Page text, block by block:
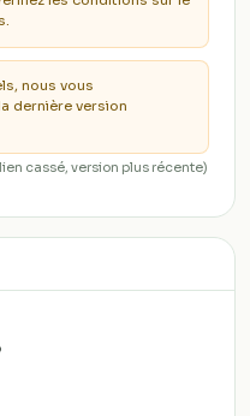
nous vous
dernière version
cassé, version plus récente)